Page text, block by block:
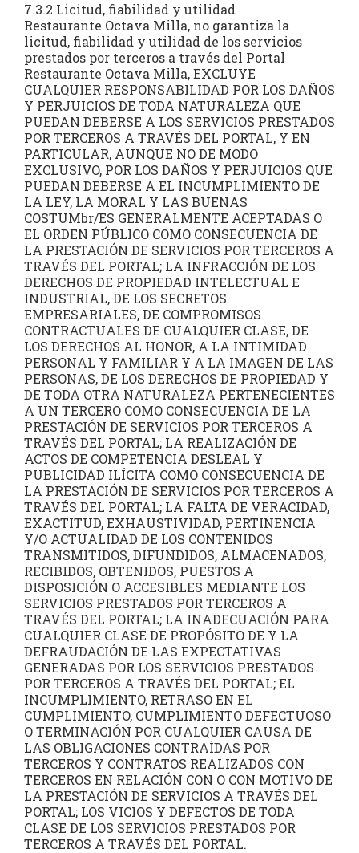
7.3.2 Licitud, fiabilidad y utilidad
Restaurante Octava Milla, no garantiza la
licitud, fiabilidad y utilidad de los servicios
prestados por terceros a través del Portal
Restaurante Octava Milla, EXCLUYE
CUALQUIER RESPONSABILIDAD POR LOS DAÑOS
Y PERJUICIOS DE TODA NATURALEZA QUE
PUEDAN DEBERSE A LOS SERVICIOS PRESTADOS
POR TERCEROS A TRAVÉS DEL PORTAL, Y EN
PARTICULAR, AUNQUE NO DE MODO
EXCLUSIVO, POR LOS DAÑOS Y PERJUICIOS QUE
PUEDAN DEBERSE A EL INCUMPLIMIENTO DE
LA LEY, LA MORAL Y LAS BUENAS
COSTUMbr/ES GENERALMENTE ACEPTADAS O
EL ORDEN PÚBLICO COMO CONSECUENCIA DE
LA PRESTACIÓN DE SERVICIOS POR TERCEROS A
TRAVÉS DEL PORTAL; LA INFRACCIÓN DE LOS
DERECHOS DE PROPIEDAD INTELECTUAL E
INDUSTRIAL, DE LOS SECRETOS
EMPRESARIALES, DE COMPROMISOS
CONTRACTUALES DE CUALQUIER CLASE, DE
LOS DERECHOS AL HONOR, A LA INTIMIDAD
PERSONAL Y FAMILIAR Y A LA IMAGEN DE LAS
PERSONAS, DE LOS DERECHOS DE PROPIEDAD Y
DE TODA OTRA NATURALEZA PERTENECIENTES
A UN TERCERO COMO CONSECUENCIA DE LA
PRESTACIÓN DE SERVICIOS POR TERCEROS A
TRAVÉS DEL PORTAL; LA REALIZACIÓN DE
ACTOS DE COMPETENCIA DESLEAL Y
PUBLICIDAD ILÍCITA COMO CONSECUENCIA DE
LA PRESTACIÓN DE SERVICIOS POR TERCEROS A
TRAVÉS DEL PORTAL; LA FALTA DE VERACIDAD,
EXACTITUD, EXHAUSTIVIDAD, PERTINENCIA
Y/O ACTUALIDAD DE LOS CONTENIDOS
TRANSMITIDOS, DIFUNDIDOS, ALMACENADOS,
RECIBIDOS, OBTENIDOS, PUESTOS A
DISPOSICIÓN O ACCESIBLES MEDIANTE LOS
SERVICIOS PRESTADOS POR TERCEROS A
TRAVÉS DEL PORTAL; LA INADECUACIÓN PARA
CUALQUIER CLASE DE PROPÓSITO DE Y LA
DEFRAUDACIÓN DE LAS EXPECTATIVAS
GENERADAS POR LOS SERVICIOS PRESTADOS
POR TERCEROS A TRAVÉS DEL PORTAL; EL
INCUMPLIMIENTO, RETRASO EN EL
CUMPLIMIENTO, CUMPLIMIENTO DEFECTUOSO
O TERMINACIÓN POR CUALQUIER CAUSA DE
LAS OBLIGACIONES CONTRAÍDAS POR
TERCEROS Y CONTRATOS REALIZADOS CON
TERCEROS EN RELACIÓN CON O CON MOTIVO DE
LA PRESTACIÓN DE SERVICIOS A TRAVÉS DEL
PORTAL; LOS VICIOS Y DEFECTOS DE TODA
CLASE DE LOS SERVICIOS PRESTADOS POR
TERCEROS A TRAVÉS DEL PORTAL.